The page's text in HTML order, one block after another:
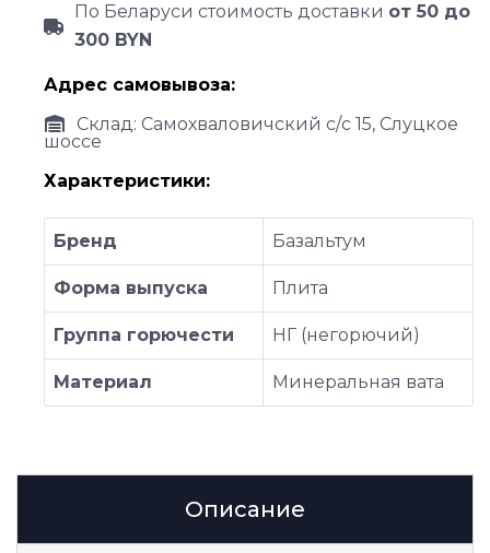
По Беларуси стоимость доставки от 50 до
300 BYN
Адрес самовывоза:
Склад: Самохваловичский с/с 15, Слуцкое
шоссе
Характеристики:
Бренд Базальтум
Форма выпуска Плита
Группа горючести НГ (негорючий)
Материал Минеральная вата
Описание